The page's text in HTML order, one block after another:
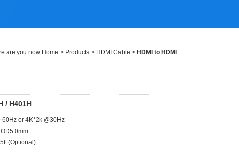
are you now:Home > Products > HDMI Cable > HDMI to HDMI
/ H401H
or 4K*2k @30Hz
(Optional)